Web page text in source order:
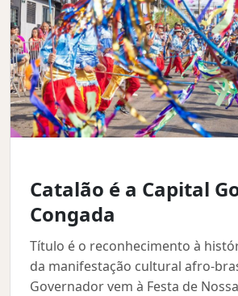
Catalão é a Capital
Congada
Título é o reconhecimento à
da manifestação cultural afro-
Governador vem à Festa de